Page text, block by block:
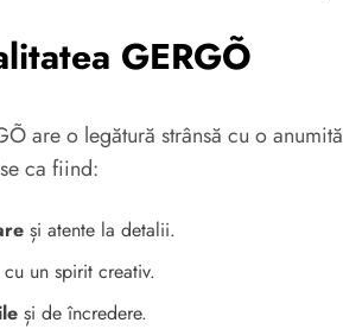
GERGÕ
are o legătură strânsă cu o
ca fiind:
și atente la detalii.
cu un spirit creativ.
și de încredere.